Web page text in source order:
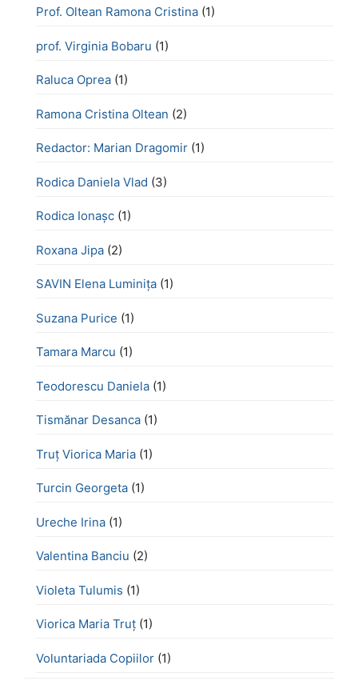
Prof. Oltean Ramona Cristina (1)
prof. Virginia Bobaru (1)
Raluca Oprea (1)
Ramona Cristina Oltean (2)
Redactor: Marian Dragomir (1)
Rodica Daniela Vlad (3)
Rodica Ionașc (1)
Roxana Jipa (2)
SAVIN Elena Luminița (1)
Suzana Purice (1)
Tamara Marcu (1)
Teodorescu Daniela (1)
Tismănar Desanca (1)
Truț Viorica Maria (1)
Turcin Georgeta (1)
Ureche Irina (1)
Valentina Banciu (2)
Violeta Tulumis (1)
Viorica Maria Truț (1)
Voluntariada Copiilor (1)